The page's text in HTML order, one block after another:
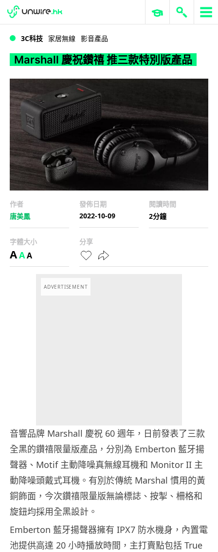
Marshall 慶祝鑽禧 推三款特別版產品
WWDC 2026 ERP 與商業 AI
3C科技 家居無線 影音產品
Marshall 慶祝鑽禧 推三款特別版產品
作者
唐美鳳
發佈日期
2022-10-09
閱讀時間
2分鐘
字體大小
AAA
分享
ADVERTISEMENT
音響品牌 Marshall 慶祝 60 週年，日前發表了三款
全黑的鑽禧限量版產品，分別為 Emberton 藍牙揚
聲器、Motif 主動降噪真無線耳機和 Monitor II 主
動降噪頭戴式耳機。有別於傳統 Marshal 慣用的黃
銅飾面，今次鑽禧限量版無論標誌、按掣、柵格和
旋鈕均採用全黑設計。
Emberton 藍牙揚聲器擁有 IPX7 防水機身，內置電
池提供高達 20 小時播放時間，主打賣點包括 True